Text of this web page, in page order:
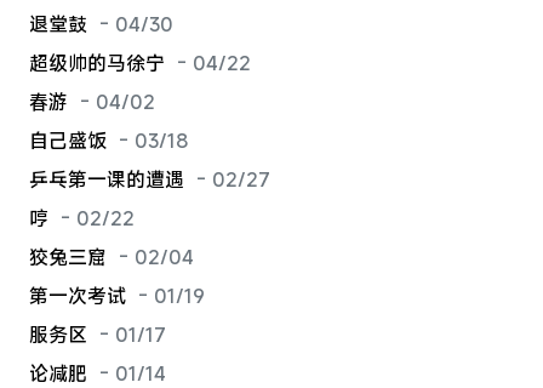
退堂鼓 - 04/30
超级帅的马徐宁 - 04/22
春游 - 04/02
自己盛饭 - 03/18
乒乓第一课的遭遇 - 02/27
哼 - 02/22
狡兔三窟 - 02/04
第一次考试 - 01/19
服务区 - 01/17
论减肥 - 01/14